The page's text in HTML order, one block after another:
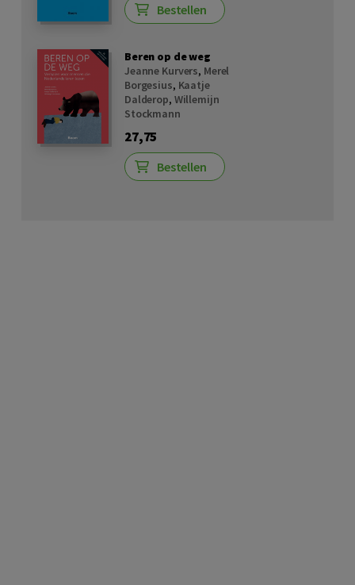
Bestellen
Beren op de weg
Jeanne Kurvers, Merel
Borgesius, Kaatje
Dalderop, Willemijn
Stockmann
27,75
Bestellen